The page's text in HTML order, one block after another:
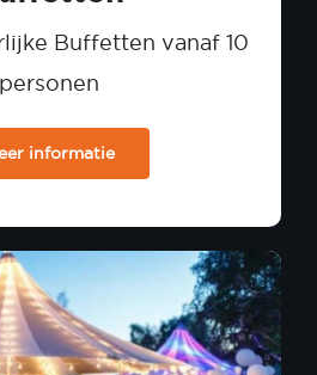
Buffetten vanaf 10
personen
informatie